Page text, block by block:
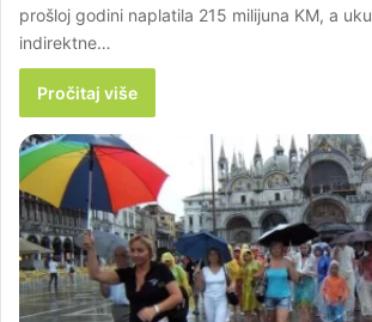
prošloj godini naplatila 215 milijuna KM, a
indirektne…
Pročitaj više